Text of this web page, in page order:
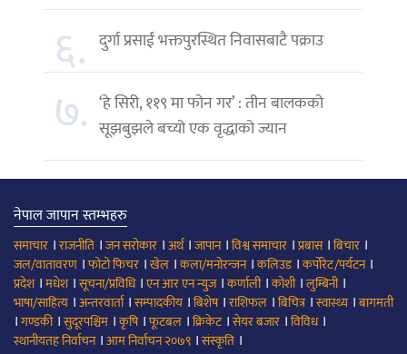
६. दुर्गा प्रसाईं भक्तपुरस्थित निवासबाटै पक्राउ
७. ‘हे सिरी, ११९ मा फोन गर’ : तीन बालकको
सूझबुझले बच्यो एक वृद्धाको ज्यान
नेपाल जापान स्तम्भहरु
समाचार ।राजनीति ।जन सरोकार ।अर्थ।जापान।विश्व समाचार ।प्रबास।बिचार ।
जल/वातावरण ।फोटो फिचर ।खेल ।कला/मनोरन्जन।कलिउड।कर्पोरेट/पर्यटन।
प्रदेश।मधेश।सूचना/प्रविधि।एन आर एन न्युज।कर्णाली।कोशी।लुम्बिनी।
भाषा/साहित्य ।अन्तरवार्ता।सम्पादकीय ।बिशेष।राशिफल ।बिचित्र।स्वास्थ्य ।बागमती
।गण्डकी।सुदूरपश्चिम ।कृषि।फूटबल ।क्रिकेट।सेयर बजार ।विविध।
स्थानीयतह निर्वाचन।आम निर्वाचन २०७९ ।संस्कृति ।